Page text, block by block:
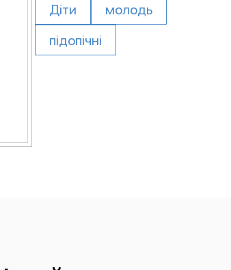
Діти
молодь
підопічні